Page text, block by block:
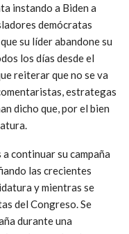
instando a Biden a
demócratas
su líder abandone su
los días desde el
reiterar que no se va
estrategas
dicho que, por el bien
continuar su campaña
las crecientes
y mientras se
del Congreso. Se
durante una